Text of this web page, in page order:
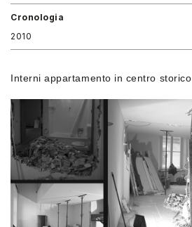
Cronologia
2010
Interni appartamento in centro storico